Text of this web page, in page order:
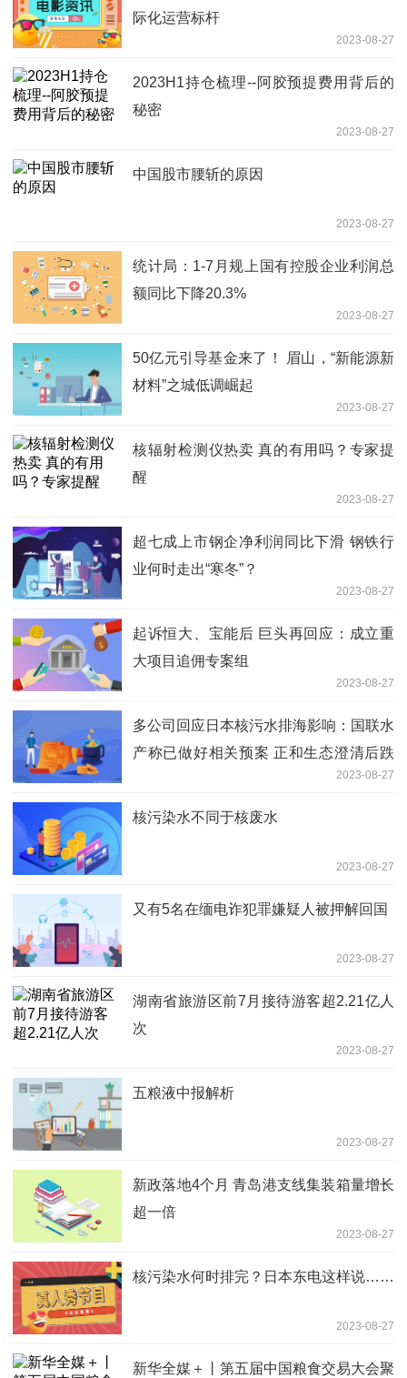
际化运营标杆
2023-08-27
2023H1持仓梳理--阿胶预提费用背后的
秘密
2023-08-27
中国股市腰斩的原因
2023-08-27
统计局：1-7月规上国有控股企业利润总
额同比下降20.3%
2023-08-27
50亿元引导基金来了！ 眉山，“新能源新
材料”之城低调崛起
2023-08-27
核辐射检测仪热卖 真的有用吗？专家提
醒
2023-08-27
超七成上市钢企净利润同比下滑 钢铁行
业何时走出“寒冬”？
2023-08-27
起诉恒大、宝能后 巨头再回应：成立重
大项目追佣专案组
2023-08-27
多公司回应日本核污水排海影响：国联水
产称已做好相关预案 正和生态澄清后跌
2023-08-27
核污染水不同于核废水
2023-08-27
又有5名在缅电诈犯罪嫌疑人被押解回国
2023-08-27
湖南省旅游区前7月接待游客超2.21亿人
次
2023-08-27
五粮液中报解析
2023-08-27
新政落地4个月 青岛港支线集装箱量增长
超一倍
2023-08-27
核污染水何时排完？日本东电这样说……
2023-08-27
新华全媒＋丨第五届中国粮食交易大会聚